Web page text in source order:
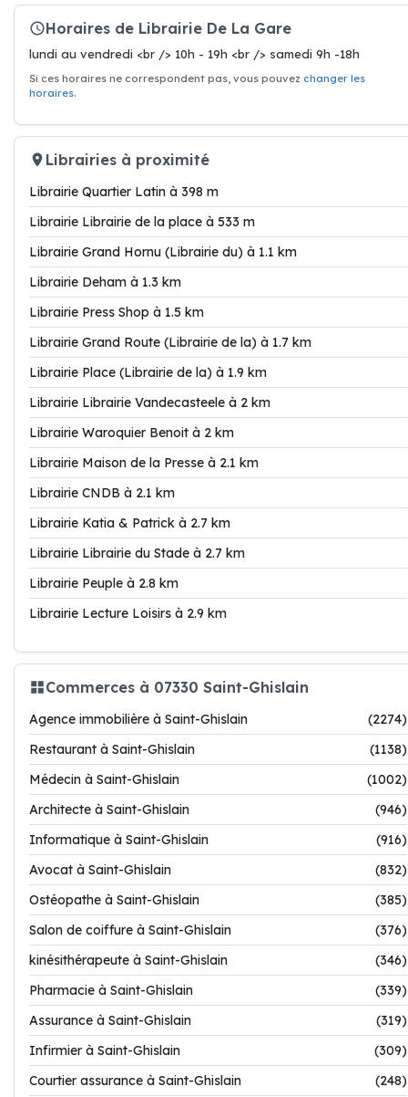
Horaires de Librairie De La Gare
lundi au vendredi <br /> 10h - 19h <br /> samedi 9h -18h
Si ces horaires ne correspondent pas, vous pouvez changer les
horaires.
Librairies à proximité
Librairie Quartier Latin à 398 m
Librairie Librairie de la place à 533 m
Librairie Grand Hornu (Librairie du) à 1.1 km
Librairie Deham à 1.3 km
Librairie Press Shop à 1.5 km
Librairie Grand Route (Librairie de la) à 1.7 km
Librairie Place (Librairie de la) à 1.9 km
Librairie Librairie Vandecasteele à 2 km
Librairie Waroquier Benoit à 2 km
Librairie Maison de la Presse à 2.1 km
Librairie CNDB à 2.1 km
Librairie Katia & Patrick à 2.7 km
Librairie Librairie du Stade à 2.7 km
Librairie Peuple à 2.8 km
Librairie Lecture Loisirs à 2.9 km
Commerces à 07330 Saint-Ghislain
Agence immobilière à Saint-Ghislain
(2274)
Restaurant à Saint-Ghislain
(1138)
Médecin à Saint-Ghislain
(1002)
Architecte à Saint-Ghislain
(946)
Informatique à Saint-Ghislain
(916)
Avocat à Saint-Ghislain
(832)
Ostéopathe à Saint-Ghislain
(385)
Salon de coiffure à Saint-Ghislain
(376)
kinésithérapeute à Saint-Ghislain
(346)
Pharmacie à Saint-Ghislain
(339)
Assurance à Saint-Ghislain
(319)
Infirmier à Saint-Ghislain
(309)
Courtier assurance à Saint-Ghislain
(248)